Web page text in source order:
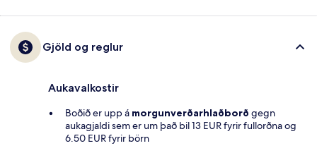
Gjöld og reglur
Aukavalkostir
Boðið er upp á morgunverðarhlaðborð gegn
aukagjaldi sem er um það bil 13 EUR fyrir fullorðna og
6.50 EUR fyrir börn